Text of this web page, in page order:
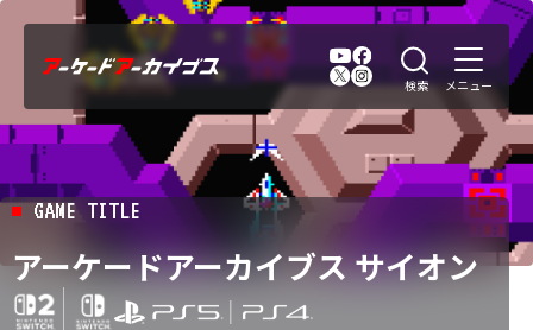
GAME TITLE
アーケードアーカイブス サイオン